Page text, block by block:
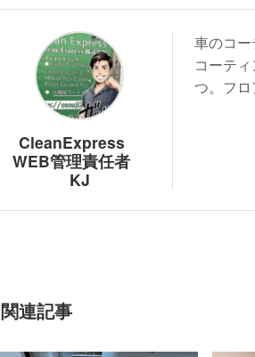
CleanExpress
WEB管理責任者
KJ
車のコ
コーテ
つ。フロ
関連記事